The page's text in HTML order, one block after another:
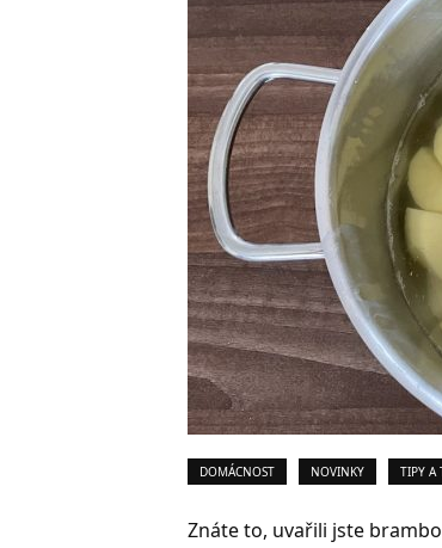
DOMÁCNOST NOVINKY TIPY A
Znáte to, uvařili jste